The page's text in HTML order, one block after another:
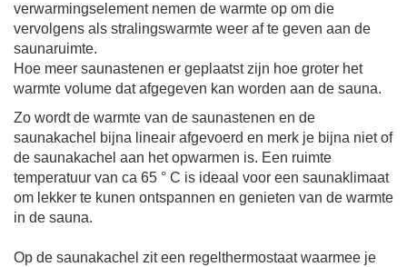
verwarmingselement nemen de warmte op om die
vervolgens als stralingswarmte weer af te geven aan de
saunaruimte.
Hoe meer saunastenen er geplaatst zijn hoe groter het
warmte volume dat afgegeven kan worden aan de sauna.
Zo wordt de warmte van de saunastenen en de
saunakachel bijna lineair afgevoerd en merk je bijna niet of
de saunakachel aan het opwarmen is. Een ruimte
temperatuur van ca 65 ° C is ideaal voor een saunaklimaat
om lekker te kunen ontspannen en genieten van de warmte
in de sauna.
Op de saunakachel zit een regelthermostaat waarmee je